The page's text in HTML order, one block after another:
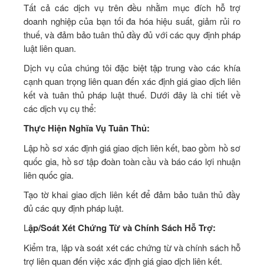
Tất cả các dịch vụ trên đều nhằm mục đích hỗ trợ
doanh nghiệp của bạn tối đa hóa hiệu suất, giảm rủi ro
thuế, và đảm bảo tuân thủ đầy đủ với các quy định pháp
luật liên quan.
Dịch vụ của chúng tôi đặc biệt tập trung vào các khía
cạnh quan trọng liên quan đến xác định giá giao dịch liên
kết và tuân thủ pháp luật thuế. Dưới đây là chi tiết về
các dịch vụ cụ thể:
Thực Hiện Nghĩa Vụ Tuân Thủ:
Lập hồ sơ xác định giá giao dịch liên kết, bao gồm hồ sơ
quốc gia, hồ sơ tập đoàn toàn cầu và báo cáo lợi nhuận
liên quốc gia.
Tạo tờ khai giao dịch liên kết để đảm bảo tuân thủ đầy
đủ các quy định pháp luật.
Lập/Soát Xét Chứng Từ và Chính Sách Hỗ Trợ:
Kiểm tra, lập và soát xét các chứng từ và chính sách hỗ
trợ liên quan đến việc xác định giá giao dịch liên kết.